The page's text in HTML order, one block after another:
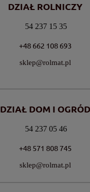
DZIAŁ ROLNICZY
54 237 15 35
+48 662 108 693
sklep@rolmat.pl
DZIAŁ DOM I OGRÓD
54 237 05 46
+48 571 808 745
sklep@rolmat.pl